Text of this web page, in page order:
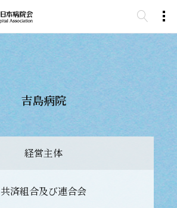
吉島病院
経営主体
共済組合及び連合会